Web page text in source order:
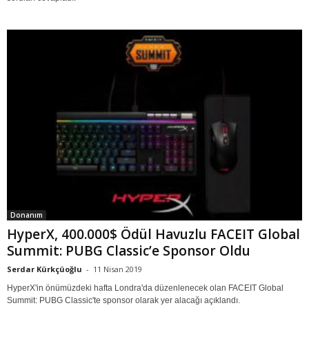
Donanım
HyperX, 400.000$ Ödül Havuzlu FACEIT Global
Summit: PUBG Classic’e Sponsor Oldu
Serdar Kürkçüoğlu - 11 Nisan 2019
HyperX'in önümüzdeki hafta Londra'da düzenlenecek olan FACEIT Global
Summit: PUBG Classic'te sponsor olarak yer alacağı açıklandı.